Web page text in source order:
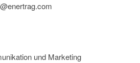
und Marketing